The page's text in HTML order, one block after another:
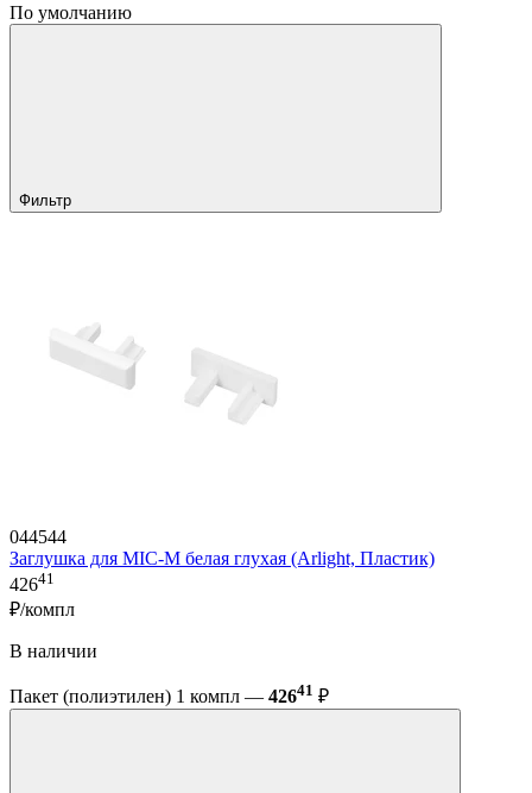
По умолчанию
Фильтр
044544
Заглушка для MIC-M белая глухая (Arlight, Пластик)
42641
₽/компл
В наличии
Пакет (полиэтилен) 1 компл — 42641 ₽